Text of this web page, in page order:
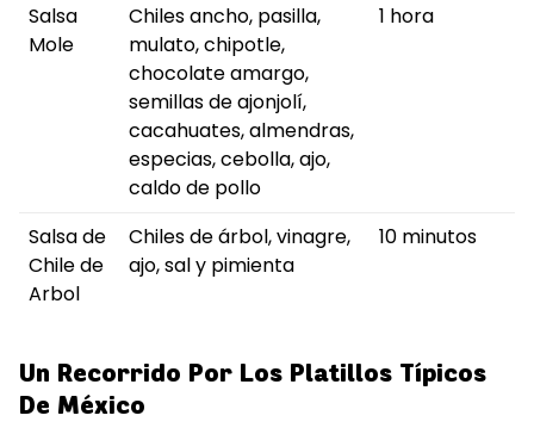
Salsa
Mole
Chiles ancho, pasilla,
mulato, chipotle,
chocolate amargo,
semillas de ajonjolí,
cacahuates, almendras,
especias, cebolla, ajo,
caldo de pollo
1 hora
Salsa de
Chile de
Arbol
Chiles de árbol, vinagre,
ajo, sal y pimienta
10 minutos
Un Recorrido Por Los Platillos Típicos
De México